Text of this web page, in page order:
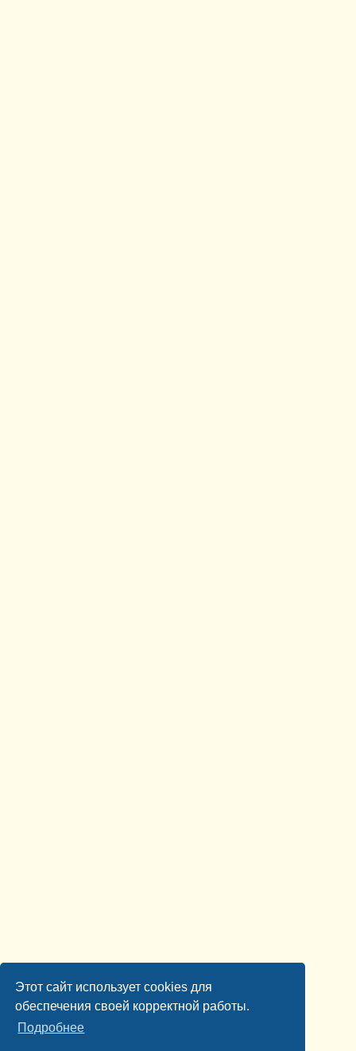
Этот сайт использует cookies для
обеспечения своей корректной работы.
Подробнее